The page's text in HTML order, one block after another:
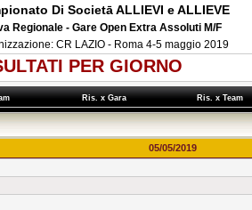
Di Societā ALLIEVI e ALLIEVE
Regionale - Gare Open Extra Assoluti M/F
CR LAZIO - Roma 4-5 maggio 2019
PER GIORNO
Ris. x Gara Ris. x Team
05/05/2019